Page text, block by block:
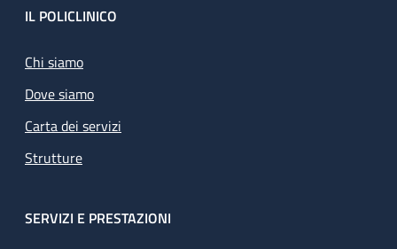
Footer
IL POLICLINICO
Chi siamo
Dove siamo
Carta dei servizi
Strutture
SERVIZI E PRESTAZIONI